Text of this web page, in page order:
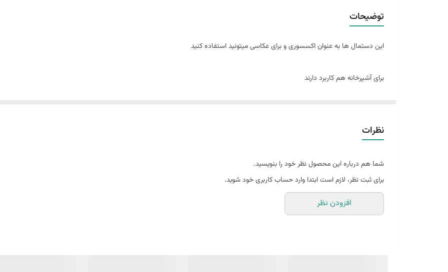
توضیحات
این دستمال ها به عنوان اکسسوری و برای عکاسی میتونید استفاده کنید
برای آشپرخانه هم کاربرد دارند
نظرات
شما هم درباره این محصول نظر خود را بنویسید.
برای ثبت نظر، لازم است ابتدا وارد حساب کاربری خود شوید.
افزودن نظر